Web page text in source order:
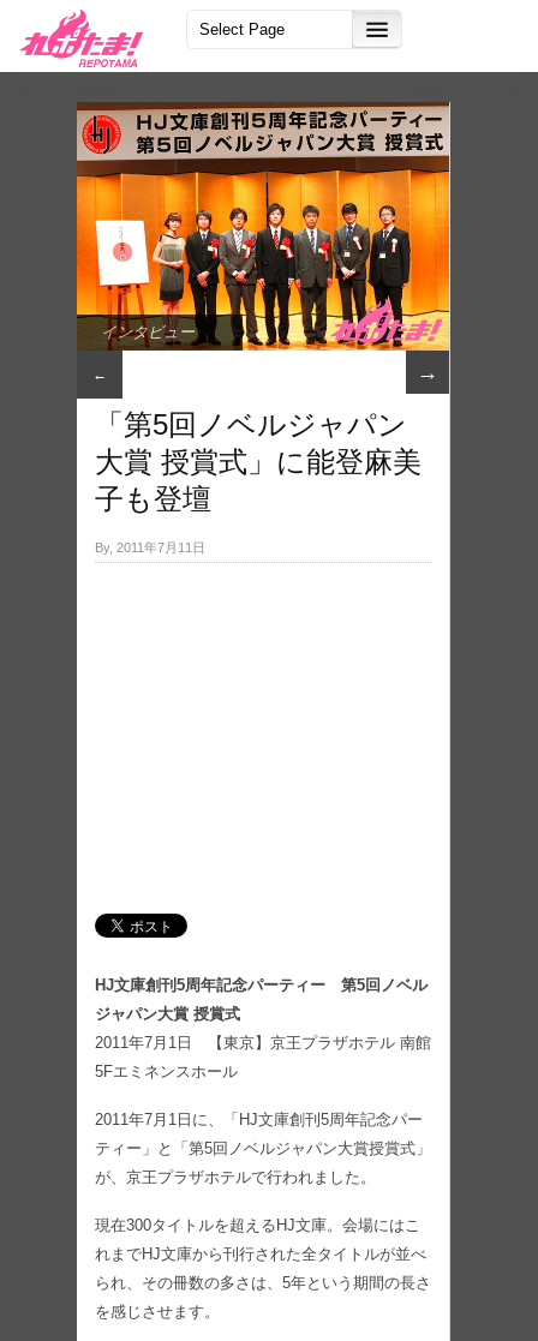
インタビュー
← →
「第5回ノベルジャパン
大賞 授賞式」に能登麻美
子も登壇
By, 2011年7月11日
HJ文庫創刊5周年記念パーティー 第5回ノベル
ジャパン大賞 授賞式
2011年7月1日 【東京】京王プラザホテル 南館
5Fエミネンスホール
2011年7月1日に、「HJ文庫創刊5周年記念パー
ティー」と「第5回ノベルジャパン大賞授賞式」
が、京王プラザホテルで行われました。
現在300タイトルを超えるHJ文庫。会場にはこ
れまでHJ文庫から刊行された全タイトルが並べ
られ、その冊数の多さは、5年という期間の長さ
を感じさせます。